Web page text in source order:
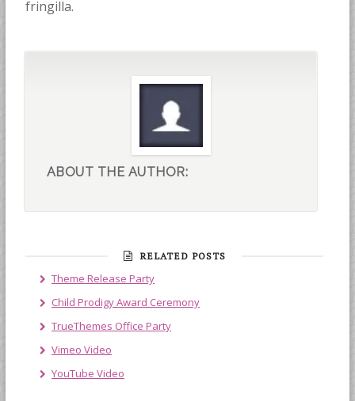
fringilla.
ABOUT THE AUTHOR:
RELATED POSTS
Theme Release Party
Child Prodigy Award Ceremony
TrueThemes Office Party
Vimeo Video
YouTube Video